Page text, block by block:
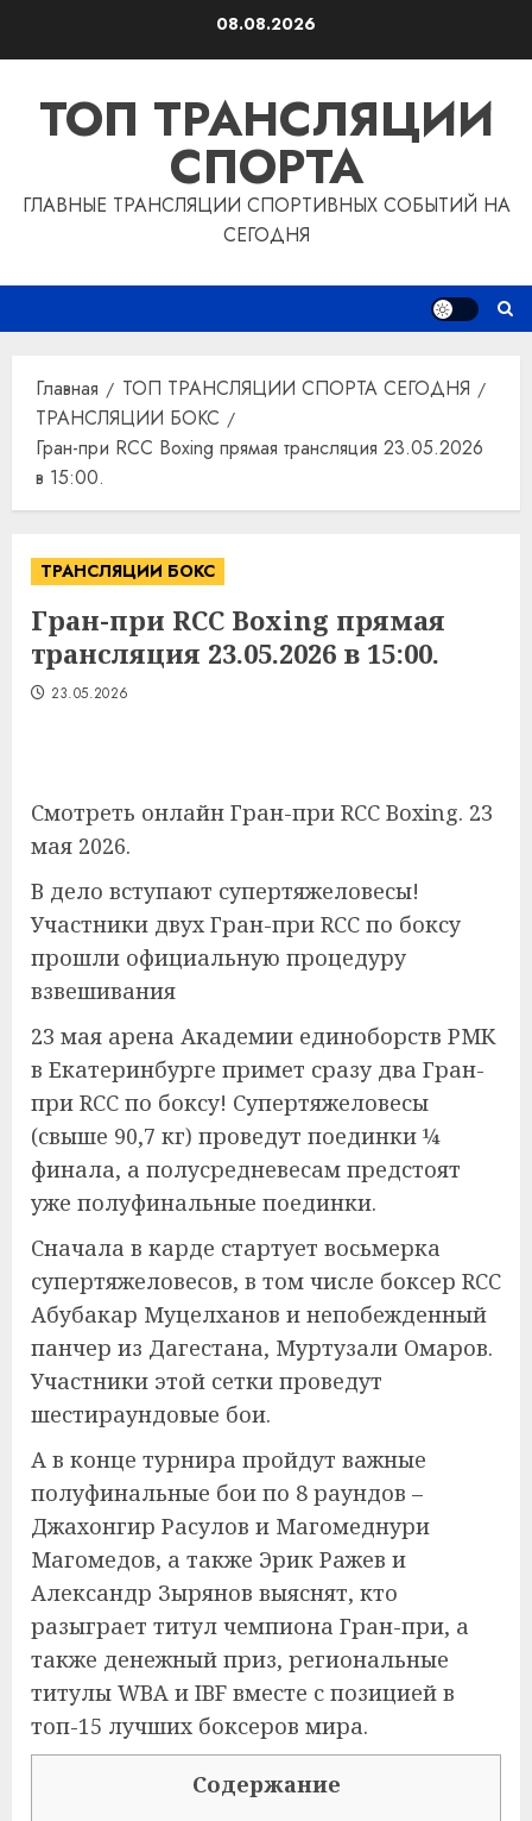
08.08.2026
ТОП ТРАНСЛЯЦИИ
СПОРТА
ГЛАВНЫЕ ТРАНСЛЯЦИИ СПОРТИВНЫХ СОБЫТИЙ НА
СЕГОДНЯ
Главная
ТОП ТРАНСЛЯЦИИ СПОРТА СЕГОДНЯ
ТРАНСЛЯЦИИ БОКС
Гран-при RCC Boxing прямая трансляция 23.05.2026
в 15:00.
ТРАНСЛЯЦИИ БОКС
Гран-при RCC Boxing прямая
трансляция 23.05.2026 в 15:00.
23.05.2026
Смотреть онлайн Гран-при RCC Boxing. 23
мая 2026.
В дело вступают супертяжеловесы!
Участники двух Гран-при RCC по боксу
прошли официальную процедуру
взвешивания
23 мая арена Академии единоборств РМК
в Екатеринбурге примет сразу два Гран-
при RCC по боксу! Супертяжеловесы
(свыше 90,7 кг) проведут поединки ¼
финала, а полусредневесам предстоят
уже полуфинальные поединки.
Сначала в карде стартует восьмерка
супертяжеловесов, в том числе боксер RCC
Абубакар Муцелханов и непобежденный
панчер из Дагестана, Муртузали Омаров.
Участники этой сетки проведут
шестираундовые бои.
А в конце турнира пройдут важные
полуфинальные бои по 8 раундов –
Джахонгир Расулов и Магомеднури
Магомедов, а также Эрик Ражев и
Александр Зырянов выяснят, кто
разыграет титул чемпиона Гран-при, а
также денежный приз, региональные
титулы WBA и IBF вместе с позицией в
топ-15 лучших боксеров мира.
Содержание